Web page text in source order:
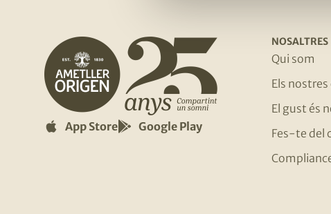
App Store Google Play
NOSALTRES
Qui som
Els
El gust és
Fes-te del